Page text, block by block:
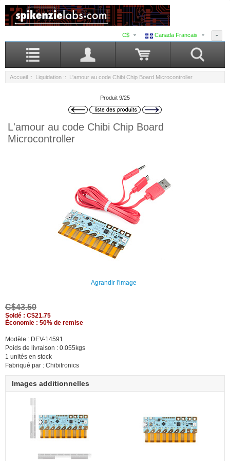
Canada Francais
C$
Accueil :: Liquidation :: L'amour au code Chibi Chip Board Microcontroller
Produit 9/25
L'amour au code Chibi Chip Board
Microcontroller
Agrandir l'image
C$43.50
Soldé : C$21.75
Économie : 50% de remise
Modèle : DEV-14591
Poids de livraison : 0.055kgs
1 unités en stock
Fabriqué par : Chibitronics
Images additionnelles